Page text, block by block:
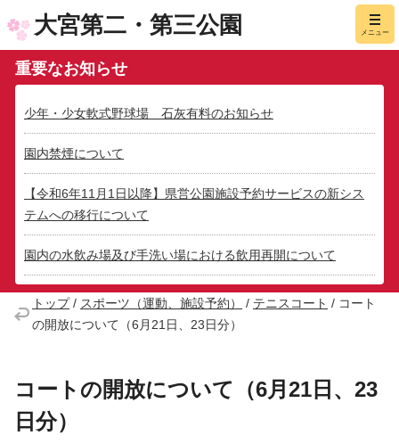
大宮第二・第三公園 メニュー
重要なお知らせ
少年・少女軟式野球場 石灰有料のお知らせ
園内禁煙について
【令和6年11月1日以降】県営公園施設予約サービスの新シス
テムへの移行について
園内の水飲み場及び手洗い場における飲用再開について
トップ/ スポーツ（運動、施設予約） / テニスコート / コート
の開放について（6月21日、23日分）
コートの開放について（6月21日、23
日分）